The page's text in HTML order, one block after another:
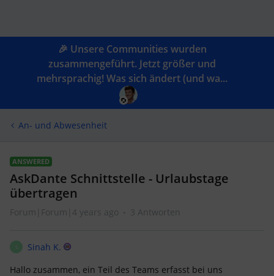
🎉 Unsere Communities wurden
zusammengeführt. Jetzt größer und
mehrsprachig! Was sich ändert (und wa...
An- und Abwesenheit
ANSWERED
AskDante Schnittstelle - Urlaubstage
übertragen
Forum|Forum|4 years ago 3 Antworten
Sinah K.
Hallo zusammen, ein Teil des Teams erfasst bei uns